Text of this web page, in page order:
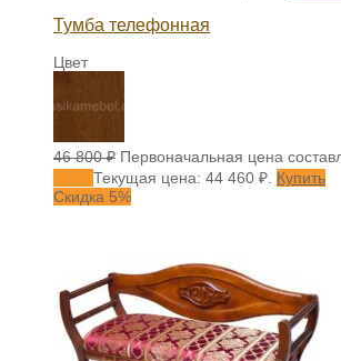
Тумба телефонная
Цвет
46 800₽ Первоначальная цена
Текущая цена: 44 460 ₽. Купить
Скидка 5%